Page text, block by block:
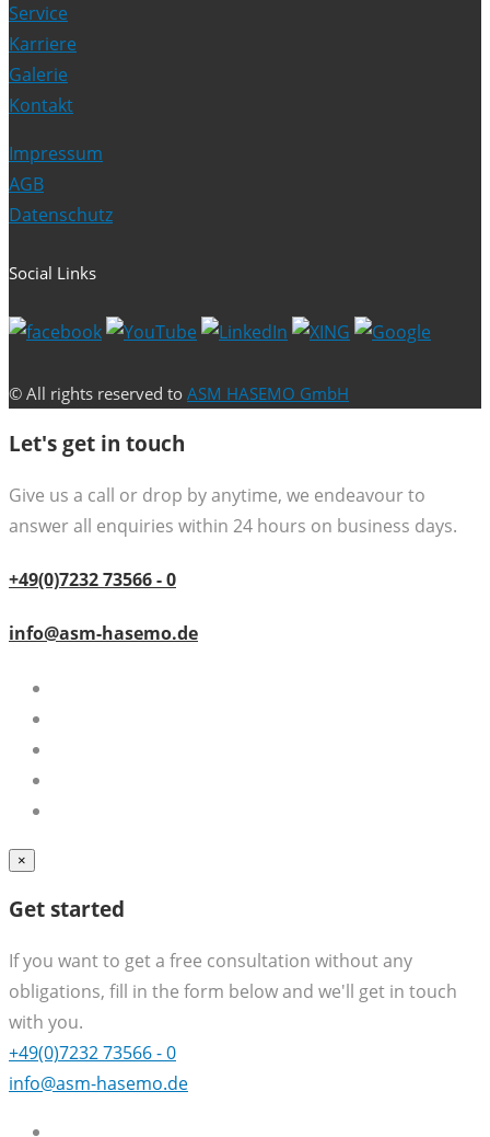
Service
Karriere
Galerie
Kontakt
Impressum
AGB
Datenschutz
Social Links
© All rights reserved to ASM HASEMO GmbH
Let's get in touch
Give us a call or drop by anytime, we endeavour to
answer all enquiries within 24 hours on business days.
+49(0)7232 73566 - 0
info@asm-hasemo.de
×
Get started
If you want to get a free consultation without any
obligations, fill in the form below and we'll get in touch
with you.
+49(0)7232 73566 - 0
info@asm-hasemo.de